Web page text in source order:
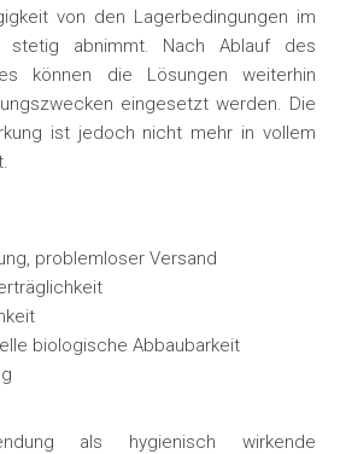
von den Lagerbedingungen im
stetig abnimmt. Nach Ablauf des
können die Lösungen weiterhin
eingesetzt werden. Die
ist jedoch nicht mehr in vollem
problemloser Versand
biologische Abbaubarkeit
als hygienisch wirkende